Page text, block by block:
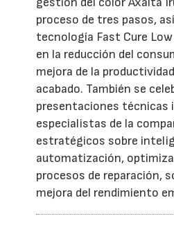
proceso de tres pasos,
tecnología Fast Cure
en la reducción del
mejora de la
acabado. También se
presentaciones técnicas
especialistas de la
estratégicos sobre
automatización,
procesos de reparación,
mejora del rendimiento